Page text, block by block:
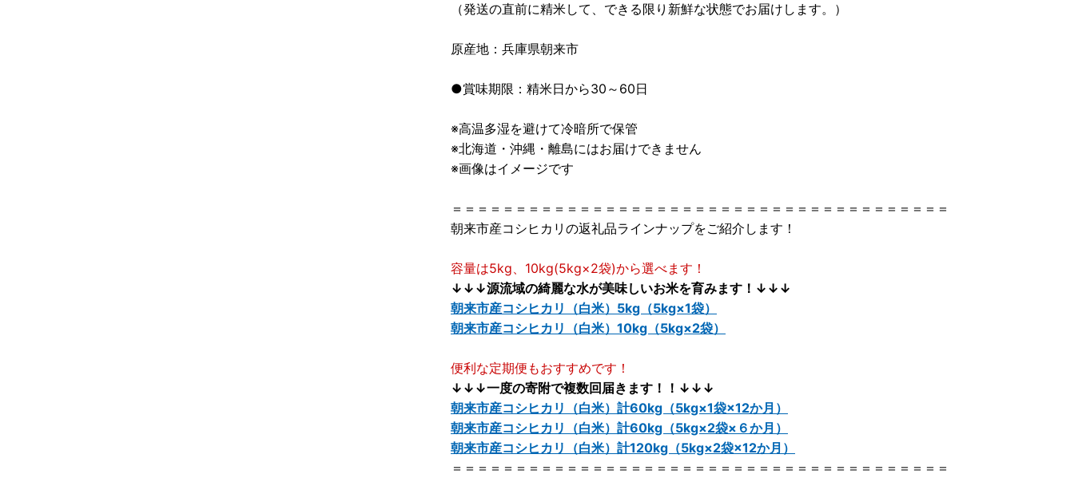
（発送の直前に精米して、できる限り新鮮な状態でお届けします。）
原産地：兵庫県朝来市
●賞味期限：精米日から30～60日
※高温多湿を避けて冷暗所で保管
※北海道・沖縄・離島にはお届けできません
※画像はイメージです
＝＝＝＝＝＝＝＝＝＝＝＝＝＝＝＝＝＝＝＝＝＝＝＝＝＝＝＝＝＝＝＝＝＝＝＝＝＝＝
朝来市産コシヒカリの返礼品ラインナップをご紹介します！
容量は5kg、10kg(5kg×2袋)から選べます！
↓↓↓源流域の綺麗な水が美味しいお米を育みます！↓↓↓
朝来市産コシヒカリ（白米）5kg（5kg×1袋）
朝来市産コシヒカリ（白米）10kg（5kg×2袋）
便利な定期便もおすすめです！
↓↓↓一度の寄附で複数回届きます！！↓↓↓
朝来市産コシヒカリ（白米）計60kg（5kg×1袋×12か月）
朝来市産コシヒカリ（白米）計60kg（5kg×2袋×６か月）
朝来市産コシヒカリ（白米）計120kg（5kg×2袋×12か月）
＝＝＝＝＝＝＝＝＝＝＝＝＝＝＝＝＝＝＝＝＝＝＝＝＝＝＝＝＝＝＝＝＝＝＝＝＝＝＝